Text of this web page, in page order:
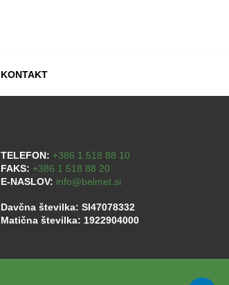
KONTAKT
TELEFON: +386 1 518 88 10
FAKS: +386 1 518 88 20
E-NASLOV: info@belmet.si
Davčna številka: SI47078332
Matična številka: 1922904000